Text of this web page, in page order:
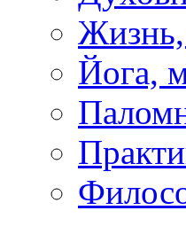
Жизнь,
Йога,